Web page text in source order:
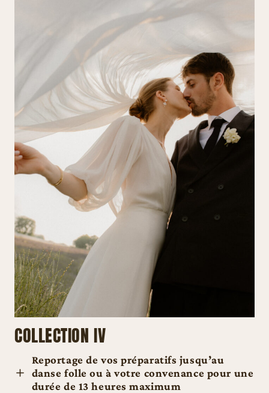
COLLECTION IV
Reportage de vos préparatifs jusqu’au
danse folleou à votre convenance pour une
durée de 13 heures maximum